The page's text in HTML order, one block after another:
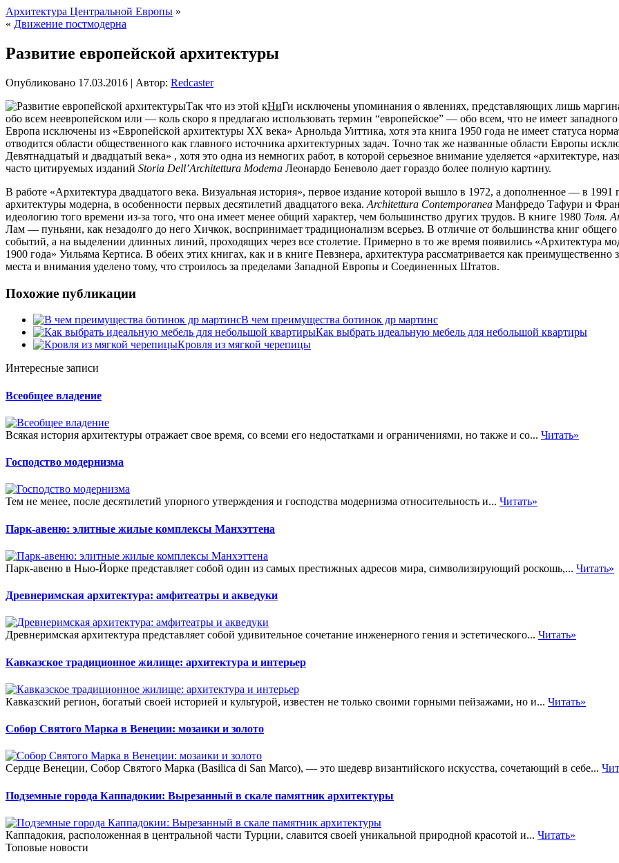
Архитектура Центральной Европы »
« Движение постмодерна
Развитие европейской архитектуры
Опубликовано 17.03.2016 | Автор: Redcaster
Так что из этой кНиГи исключены упоминания о явлениях, представляющих лишь
обо всем неевропейском или — коль скоро я предлагаю использовать термин “европейское” — обо всем, что не имеет
Европа исключены из «Европейской архитектуры XX века» Арнольда Уиттика, хотя эта книга 1950 года не имеет статуса
отводится области общественного как главного источника архитектурных задач. Точно так же названные области Европы
Девятнадцатый и двадцатый века» , хотя это одна из немногих работ, в которой серьезное внимание уделяется
часто цитируемых изданий Storia Dell’Architettura Modema Леонардо Беневоло дает гораздо более полную картину.
В работе «Архитектура двадцатого века. Визуальная история», первое издание которой вышло в 1972, а дополненное — в
архитектуры модерна, в особенности первых десятилетий двадцатого века. Architettura Contemporanea Манфредо Тафури и
идеологию того времени из-за того, что она имеет менее общий характер, чем большинство других трудов. В книге 1980 Толя.
Лам — пуньяни, как незадолго до него Хичкок, воспринимает традиционализм всерьез. В отличие от большинства книг общего
событий, а на выделении длинных линий, проходящих через все столетие. Примерно в то же время появились «Архитектура
1900 года» Уильяма Кертиса. В обеих этих книгах, как и в книге Певзнера, архитектура рассматривается как
места и внимания уделено тому, что строилось за пределами Западной Европы и Соединенных Штатов.
Похожие публикации
В чем преимущества ботинок др мартинс
Как выбрать идеальную мебель для небольшой квартиры
Кровля из мягкой черепицы
Интересные записи
Всеобщее владение
Всякая история архитектуры отражает свое время, со всеми его недостатками и ограничениями, но также и со... Читать»
Господство модернизма
Тем не менее, после десятилетий упорного утверждения и господства модернизма относительность и... Читать»
Парк-авеню: элитные жилые комплексы Манхэттена
Парк-авеню в Нью-Йорке представляет собой один из самых престижных адресов мира, символизирующий роскошь,... Читать»
Древнеримская архитектура: амфитеатры и акведуки
Древнеримская архитектура представляет собой удивительное сочетание инженерного гения и эстетического... Читать»
Кавказское традиционное жилище: архитектура и интерьер
Кавказский регион, богатый своей историей и культурой, известен не только своими горными пейзажами, но и... Читать»
Собор Святого Марка в Венеции: мозаики и золото
Сердце Венеции, Собор Святого Марка (Basilica di San Marco), — это шедевр византийского искусства, сочетающий в себе...
Подземные города Каппадокии: Вырезанный в скале памятник архитектуры
Каппадокия, расположенная в центральной части Турции, славится своей уникальной природной красотой и... Читать»
Топовые новости